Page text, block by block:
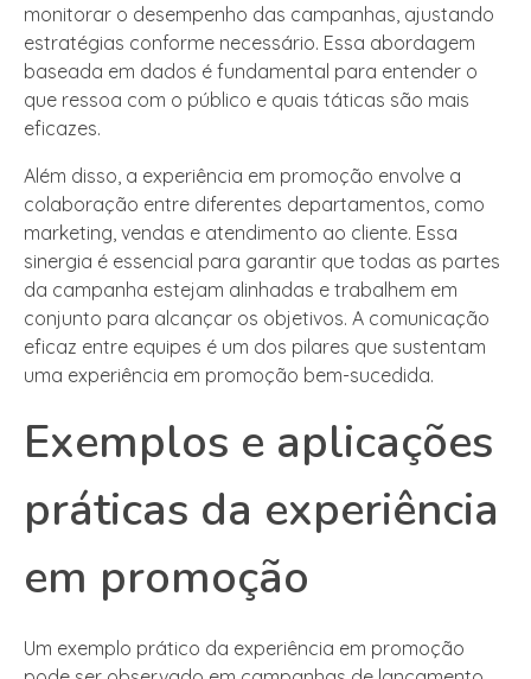
monitorar o desempenho das campanhas, ajustando
estratégias conforme necessário. Essa abordagem
baseada em dados é fundamental para entender o
que ressoa com o público e quais táticas são mais
eficazes.
Além disso, a experiência em promoção envolve a
colaboração entre diferentes departamentos, como
marketing, vendas e atendimento ao cliente. Essa
sinergia é essencial para garantir que todas as partes
da campanha estejam alinhadas e trabalhem em
conjunto para alcançar os objetivos. A comunicação
eficaz entre equipes é um dos pilares que sustentam
uma experiência em promoção bem-sucedida.
Exemplos e aplicações
práticas da experiência
em promoção
Um exemplo prático da experiência em promoção